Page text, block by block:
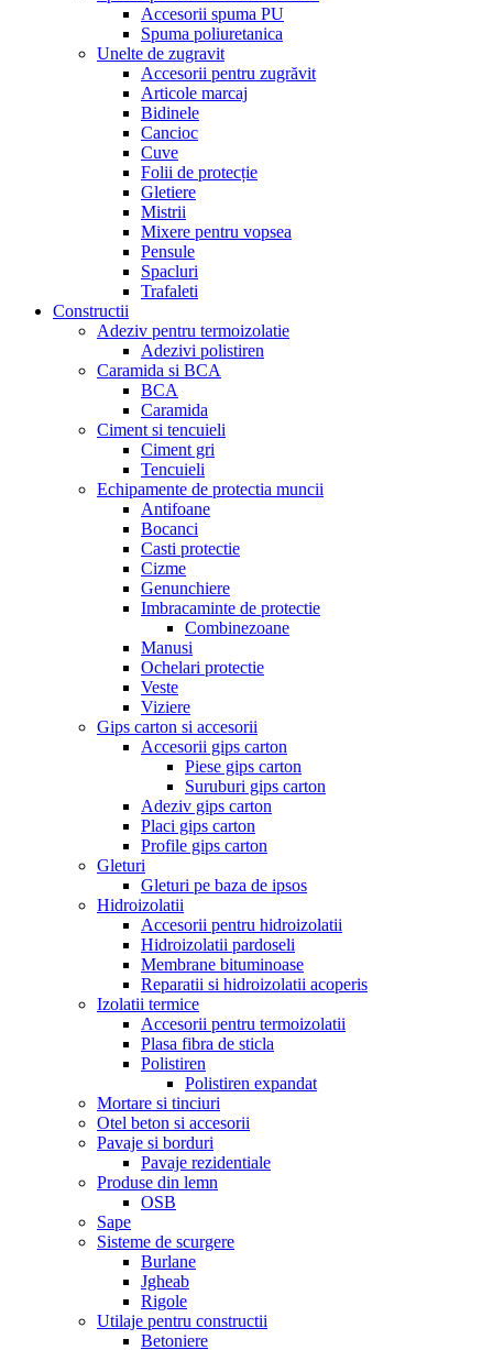
Accesorii spuma PU
Spuma poliuretanica
Unelte de zugravit
Accesorii pentru zugrăvit
Articole marcaj
Bidinele
Cancioc
Cuve
Folii de protecție
Gletiere
Mistrii
Mixere pentru vopsea
Pensule
Spacluri
Trafaleti
Constructii
Adeziv pentru termoizolatie
Adezivi polistiren
Caramida si BCA
BCA
Caramida
Ciment si tencuieli
Ciment gri
Tencuieli
Echipamente de protectia muncii
Antifoane
Bocanci
Casti protectie
Cizme
Genunchiere
Imbracaminte de protectie
Combinezoane
Manusi
Ochelari protectie
Veste
Viziere
Gips carton si accesorii
Accesorii gips carton
Piese gips carton
Suruburi gips carton
Adeziv gips carton
Placi gips carton
Profile gips carton
Gleturi
Gleturi pe baza de ipsos
Hidroizolatii
Accesorii pentru hidroizolatii
Hidroizolatii pardoseli
Membrane bituminoase
Reparatii si hidroizolatii acoperis
Izolatii termice
Accesorii pentru termoizolatii
Plasa fibra de sticla
Polistiren
Polistiren expandat
Mortare si tinciuri
Otel beton si accesorii
Pavaje si borduri
Pavaje rezidentiale
Produse din lemn
OSB
Sape
Sisteme de scurgere
Burlane
Jgheab
Rigole
Utilaje pentru constructii
Betoniere